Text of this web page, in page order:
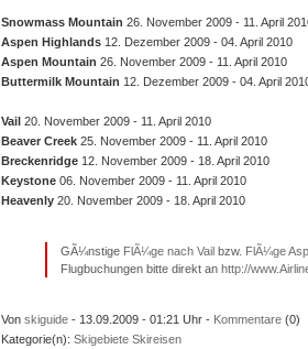
Snowmass Mountain 26. November 2009 - 11. April
Aspen Highlands12. Dezember 2009 - 04. April 2010
Aspen Mountain 26. November 2009 - 11. April 2010
Buttermilk Mountain 12. Dezember 2009 - 04. April
Vail20. November 2009 - 11. April 2010
Beaver Creek25. November 2009 - 11. April 2010
Breckenridge12. November 2009 - 18. April 2010
Keystone06. November 2009 - 11. April 2010
Heavenly20. November 2009 - 18. April 2010
GÃ¼nstige FlÃ¼ge nach Vailbzw. FlÃ¼ge
Flugbuchungen bitte direkt an http://
Von skiguide- 13.09.2009 - 01:21 Uhr - Kommentare(0)
Kategorie(n): Skigebiete Skireisen